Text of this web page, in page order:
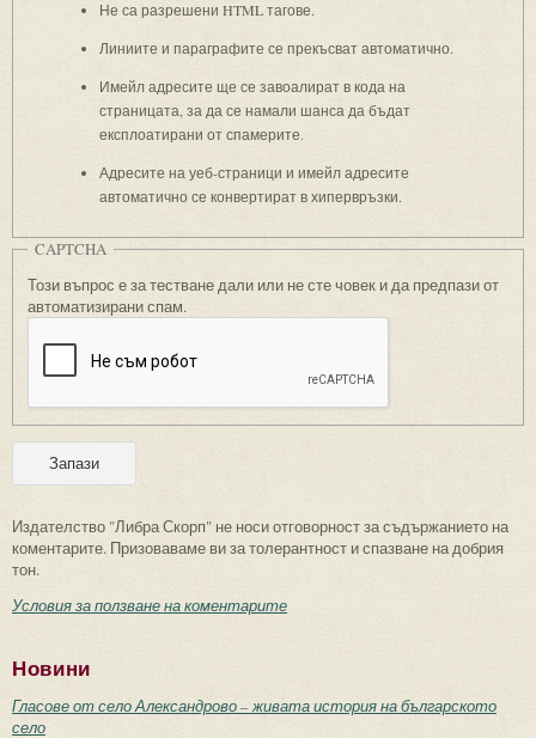
Не са разрешени HTML тагове.
Линиите и параграфите се прекъсват автоматично.
Имейл адресите ще се завоалират в кода на
страницата, за да се намали шанса да бъдат
експлоатирани от спамерите.
Адресите на уеб-страници и имейл адресите
автоматично се конвертират в хипервръзки.
CAPTCHA
Този въпрос е за тестване дали или не сте човек и да предпази от
автоматизирани спам.
Издателство "Либра Скорп" не носи отговорност за съдържанието на
коментарите. Призоваваме ви за толерантност и спазване на добрия
тон.
Условия за ползване на коментарите
Новини
Гласове от село Александрово – живата история на българското
село